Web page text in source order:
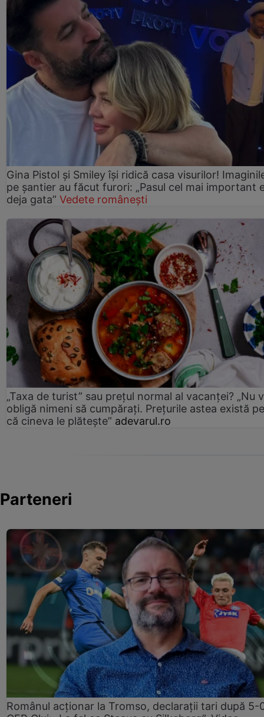
Gina Pistol și Smiley își ridică casa visurilor!
pe șantier au făcut furori: „Pasul cel mai important
deja gata” Vedete românești
„Taxa de turist” sau prețul normal al vacanței? „Nu
obligă nimeni să cumpărați. Prețurile astea există
că cineva le plătește” adevarul.ro
Parteneri
Românul acționar la Tromso, declarații tari după 5-